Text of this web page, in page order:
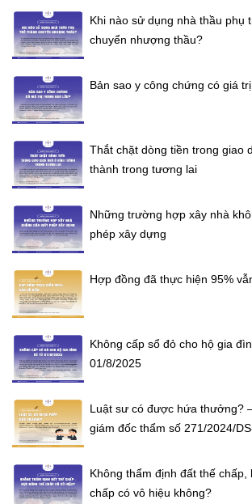
Khi nào sử dụng nhà thầu phụ
chuyển nhượng thầu?
Bản sao y công chứng có giá
Thắt chặt dòng tiền trong giao
thành trong tương lai
Những trường hợp xây nhà
phép xây dựng
Hợp đồng đã thực hiện 95%
Không cấp sổ đỏ cho hộ gia
01/8/2025
Luật sư có được hứa thưởng?
giám đốc thẩm số 271/2024/
Không thẩm định đất thế chấp,
chấp có vô hiệu không?